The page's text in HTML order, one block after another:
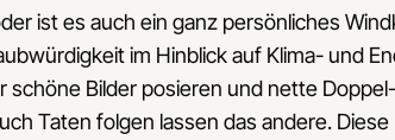
ist es auch ein ganz persönliches
im Hinblick auf Klima- und
schöne Bilder posieren und nette
Taten folgen lassen das andere.